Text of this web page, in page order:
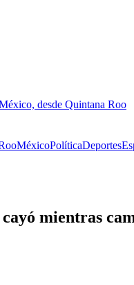
desde Quintana Roo
MéxicoPolíticaDeportes
mientras